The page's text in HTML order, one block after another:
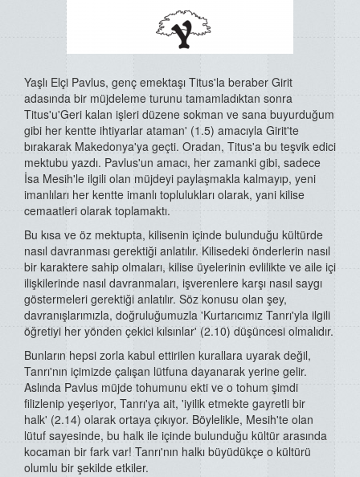
Yaşlı Elçi Pavlus, genç emektaşı Titus'la beraber Girit
adasında bir müjdeleme turunu tamamladıktan sonra
Titus'u'Geri kalan işleri düzene sokman ve sana buyurduğum
gibi her kentte ihtiyarlar ataman' (1.5) amacıyla Girit'te
bırakarak Makedonya'ya geçti. Oradan, Titus'a bu teşvik edici
mektubu yazdı. Pavlus'un amacı, her zamanki gibi, sadece
İsa Mesih'le ilgili olan müjdeyi paylaşmakla kalmayıp, yeni
imanlıları her kentte imanlı toplulukları olarak, yani kilise
cemaatleri olarak toplamaktı.
Bu kısa ve öz mektupta, kilisenin içinde bulunduğu kültürde
nasıl davranması gerektiği anlatılır. Kilisedeki önderlerin nasıl
bir karaktere sahip olmaları, kilise üyelerinin evlilikte ve aile içi
ilişkilerinde nasıl davranmaları, işverenlere karşı nasıl saygı
göstermeleri gerektiği anlatılır. Söz konusu olan şey,
davranışlarımızla, doğruluğumuzla 'Kurtarıcımız Tanrı'yla ilgili
öğretiyi her yönden çekici kılsınlar' (2.10) düşüncesi olmalıdır.
Bunların hepsi zorla kabul ettirilen kurallara uyarak değil,
Tanrı'nın içimizde çalışan lütfuna dayanarak yerine gelir.
Aslında Pavlus müjde tohumunu ekti ve o tohum şimdi
filizlenip yeşeriyor, Tanrı'ya ait, 'iyilik etmekte gayretli bir
halk' (2.14) olarak ortaya çıkıyor. Böylelikle, Mesih'te olan
lütuf sayesinde, bu halk ile içinde bulunduğu kültür arasında
kocaman bir fark var! Tanrı'nın halkı büyüdükçe o kültürü
olumlu bir şekilde etkiler.